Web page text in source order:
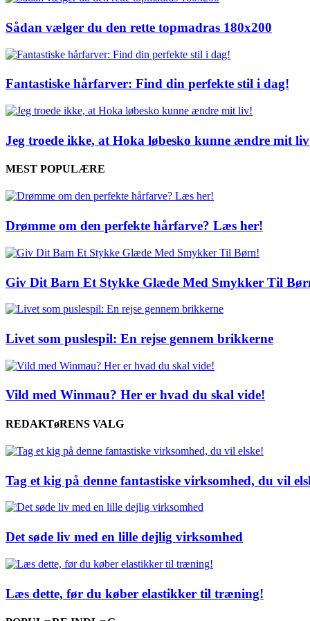
Sådan vælger du den rette topmadras 180x200
Fantastiske hårfarver: Find din perfekte stil i dag!
Jeg troede ikke, at Hoka løbesko kunne ændre mit
MEST POPULÆRE
Drømme om den perfekte hårfarve? Læs her!
Giv Dit Barn Et Stykke Glæde Med Smykker Til
Livet som puslespil: En rejse gennem brikkerne
Vild med Winmau? Her er hvad du skal vide!
REDAKTøRENS VALG
Tag et kig på denne fantastiske virksomhed, du vil
Det søde liv med en lille dejlig virksomhed
Læs dette, før du køber elastikker til træning!